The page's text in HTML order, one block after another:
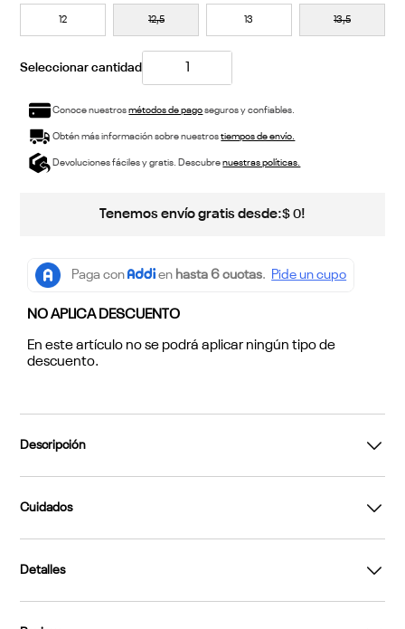
12 12,5 13 13,5
Conoce nuestrosmétodos de pagoseguros y confiables.
Obtén más información sobre nuestrostiempos de envío.
Devoluciones fáciles y gratis. Descubrenuestras políticas.
Tenemos envío gratis desde:$ 0!
NO APLICA DESCUENTO
En este artículo no se podrá aplicar ningún tipo de
descuento.
Descripción
Cuidados
Detalles